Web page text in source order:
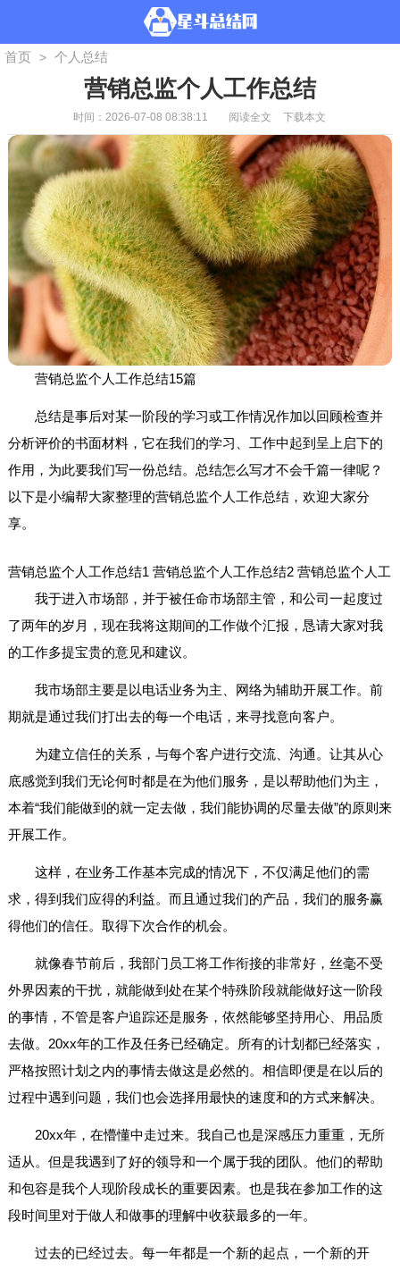
首页 > 个人总结
营销总监个人工作总结
时间：2026-07-08 08:38:11 阅读全文 下载本文
营销总监个人工作总结15篇
总结是事后对某一阶段的学习或工作情况作加以回顾检查并
分析评价的书面材料，它在我们的学习、工作中起到呈上启下的
作用，为此要我们写一份总结。总结怎么写才不会千篇一律呢？
以下是小编帮大家整理的营销总监个人工作总结，欢迎大家分
享。
营销总监个人工作总结1
我于进入市场部，并于被任命市场部主管，和公司一起度过
了两年的岁月，现在我将这期间的工作做个汇报，恳请大家对我
的工作多提宝贵的意见和建议。
我市场部主要是以电话业务为主、网络为辅助开展工作。前
期就是通过我们打出去的每一个电话，来寻找意向客户。
为建立信任的关系，与每个客户进行交流、沟通。让其从心
底感觉到我们无论何时都是在为他们服务，是以帮助他们为主，
本着“我们能做到的就一定去做，我们能协调的尽量去做”的原则来
开展工作。
这样，在业务工作基本完成的情况下，不仅满足他们的需
求，得到我们应得的利益。而且通过我们的产品，我们的服务赢
得他们的信任。取得下次合作的机会。
就像春节前后，我部门员工将工作衔接的非常好，丝毫不受
外界因素的干扰，就能做到处在某个特殊阶段就能做好这一阶段
的事情，不管是客户追踪还是服务，依然能够坚持用心、用品质
去做。20xx年的工作及任务已经确定。所有的计划都已经落实，
严格按照计划之内的事情去做这是必然的。相信即便是在以后的
过程中遇到问题，我们也会选择用最快的速度和的方式来解决。
20xx年，在懵懂中走过来。我自己也是深感压力重重，无所
适从。但是我遇到了好的领导和一个属于我的团队。他们的帮助
和包容是我个人现阶段成长的重要因素。也是我在参加工作的这
段时间里对于做人和做事的理解中收获最多的一年。
过去的已经过去。每一年都是一个新的起点，一个新的开
营销总监个人工作总结2 营销总监个人工